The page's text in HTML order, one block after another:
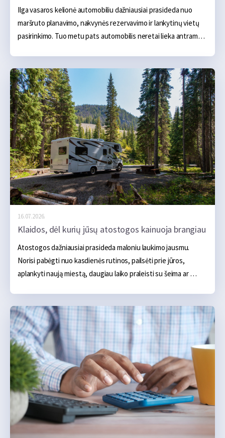
Ilga vasaros kelionė automobiliu dažniausiai prasideda nuo
maršruto planavimo, nakvynės rezervavimo ir lankytinų vietų
pasirinkimo. Tuo metu pats automobilis neretai lieka antrame
turėtų praeiti sklandžiai. Tačiau ilga kelionė automobiliui sukelia
gerokai didesnę apkrovą. Transporto priemonė ilgą laiką
važiuoja didesniu greičiu, yra labiau apkrauta, o karštu oru oro
kondicionierius gali veikti beveik be pertraukos. Todėl
nedidelis gedimas, kuris kasdien važinėjant beveik
nepastebimas, kelionėje gali baigtis apsilankymu autoservise,
techninės pagalbos kelyje iškvietimu ar net būtinybe keisti
suplanuotą maršrutą.
16.07.2026.
Klaidos, dėl kurių jūsų atostogos kainuoja brangiau
Atostogos dažniausiai prasideda maloniu laukimo jausmu.
Norisi pabėgti nuo kasdienės rutinos, pailsėti prie jūros,
aplankyti naują miestą, daugiau laiko praleisti su šeima ar
maistas ir kelios pramogos. Tačiau realybėje atostogos dažnai
pabrangsta ne dėl vieno didelio pirkinio, o dėl daugybės
smulkių klaidų, kurios ilgainiui susideda į nemažą sumą.